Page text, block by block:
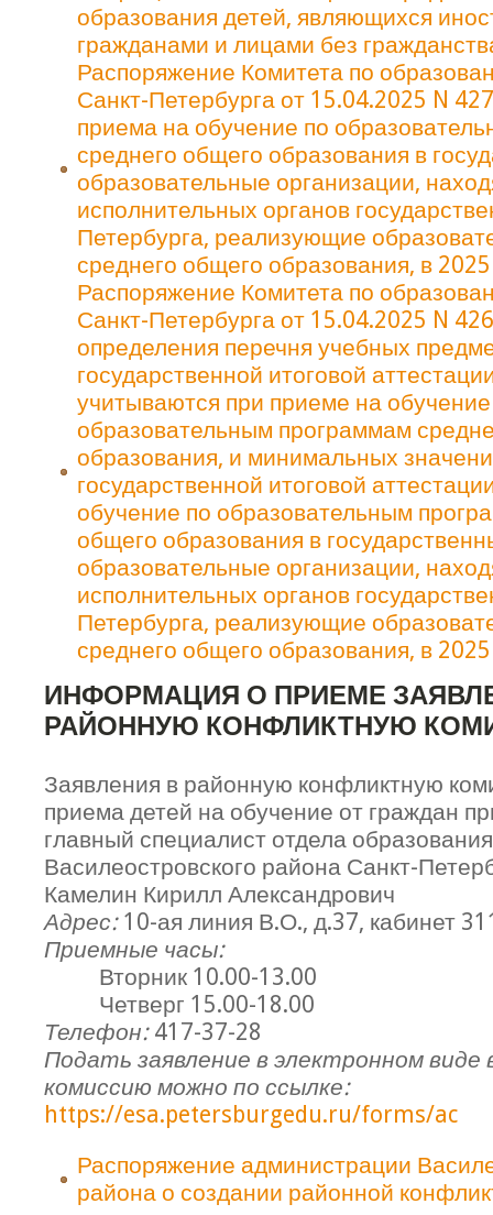
образования детей, являющихся
гражданами и лицами без
Распоряжение Комитета по
Санкт-Петербурга от 15.04.2025 N
приема на обучение по
среднего общего образования в
образовательные организации,
исполнительных органов
Петербурга, реализующие
среднего общего образования, в
Распоряжение Комитета по
Санкт-Петербурга от 15.04.2025 N
определения перечня учебных
государственной итоговой
учитываются при приеме на
образовательным программам
образования, и минимальных
государственной итоговой
обучение по образовательным
общего образования в
образовательные организации,
исполнительных органов
Петербурга, реализующие
среднего общего образования, в
ИНФОРМАЦИЯ О ПРИЕМЕ
РАЙОННУЮ КОНФЛИКТНУЮ
Заявления в районную конфликтную
приема детей на обучение от граждан
главный специалист отдела образования
Василеостровского района Санкт-
Камелин Кирилл Александрович
Адрес: 10-ая линия В.О., д.37, кабинет
Приемные часы:
Вторник 10.00-13.00
Четверг 15.00-18.00
Телефон: 417-37-28
Подать заявление в электронном
комиссию можно по ссылке:
https://esa.petersburgedu.ru/forms/ac
Распоряжение администрации
района о создании районной